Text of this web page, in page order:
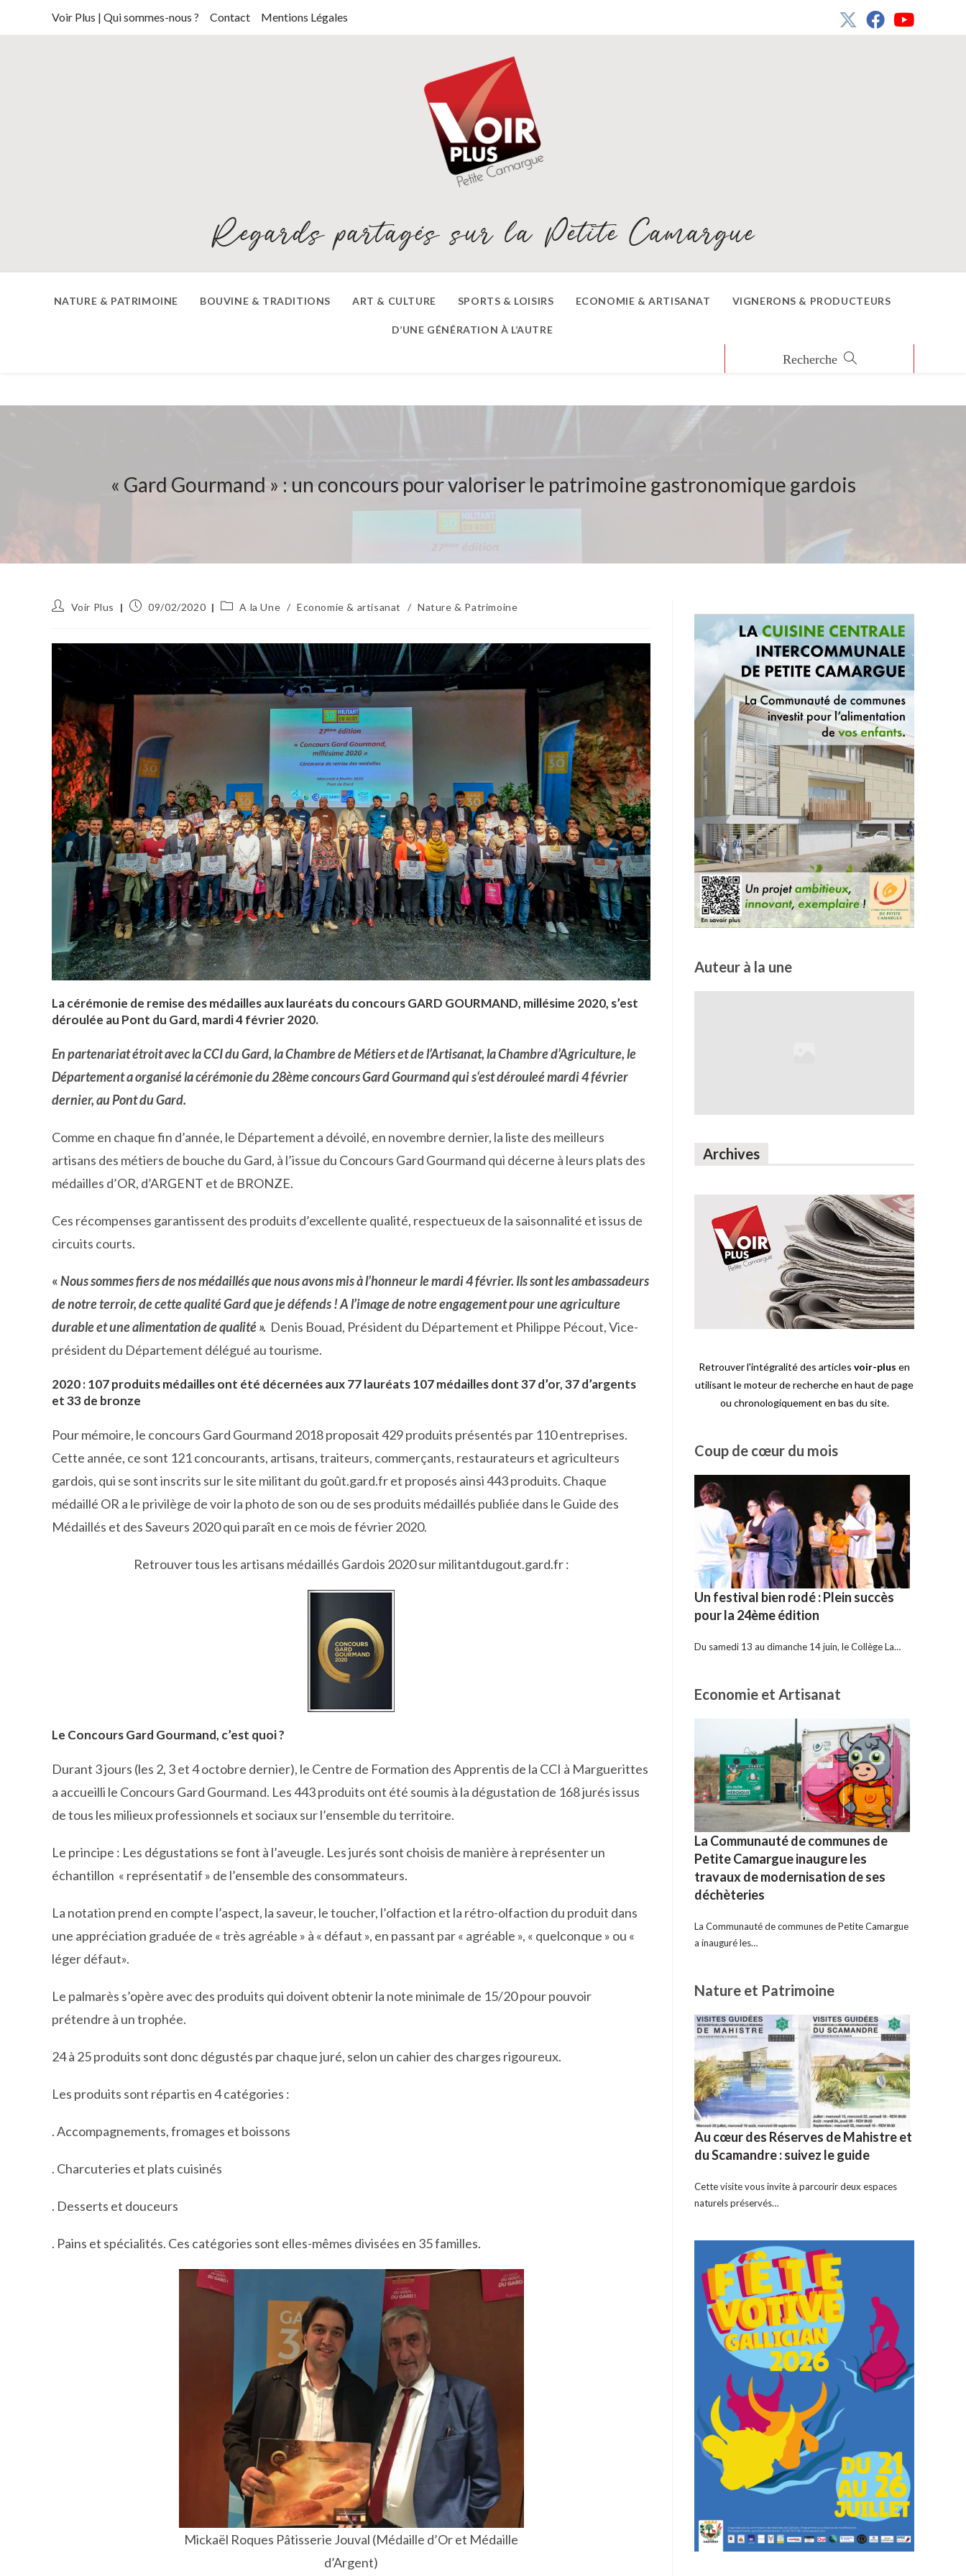
Voir Plus | Qui sommes-nous ? Contact Mentions Légales
Regards partagés sur la Petite Camargue
NATURE & PATRIMOINE BOUVINE & TRADITIONS ART & CULTURE SPORTS & LOISIRS ECONOMIE & ARTISANAT VIGNERONS & PRODUCTEURS
D’UNE GÉNÉRATION À L’AUTRE
« Gard Gourmand » : un concours pour valoriser le patrimoine gastronomique gardois
Auteur/autrice
publication :
Voir Plus
Publication
09/02/2020
PostA la Une / Economie & artisanat / Nature & Patrimoine
La cérémonie de remise des médailles aux lauréats du concours GARD GOURMAND, millésime 2020, s’est
déroulée au Pont du Gard, mardi 4 février 2020.
En partenariat étroit avec la CCI du Gard, la Chambre de Métiers et de l’Artisanat, la Chambre d’Agriculture, le
Département a organisé la cérémonie du 28ème concours Gard Gourmand qui s‘est dérouleé mardi 4 février
dernier, au Pont du Gard.
Comme en chaque fin d’année, le Département a dévoilé, en novembre dernier, la liste des meilleurs
artisans des métiers de bouche du Gard, à l’issue du Concours Gard Gourmand qui décerne à leurs plats des
médailles d’OR, d’ARGENT et de BRONZE.
Ces récompenses garantissent des produits d’excellente qualité, respectueux de la saisonnalité et issus de
circuits courts.
«Nous sommes fiers de nos médaillés que nous avons mis à l’honneur le mardi 4 février. Ils sont les ambassadeurs
de notre terroir, de cette qualité Gard que je défends ! A l’image de notre engagement pour une agriculture
durable et une alimentation de qualité ». Denis Bouad, Président du Département et Philippe Pécout, Vice-
président du Département délégué au tourisme.
2020 : 107 produits médailles ont été décernées aux 77 lauréats 107 médailles dont 37 d’or, 37 d’argents
et 33 de bronze
Pour mémoire, le concours Gard Gourmand 2018 proposait 429 produits présentés par 110 entreprises.
Cette année, ce sont 121 concourants, artisans, traiteurs, commerçants, restaurateurs et agriculteurs
gardois, qui se sont inscrits sur le site militant du goût.gard.fr et proposés ainsi 443 produits. Chaque
médaillé OR a le privilège de voir la photo de son ou de ses produits médaillés publiée dans le Guide des
Médaillés et des Saveurs 2020 qui paraît en ce mois de février 2020.
Retrouver tous les artisans médaillés Gardois 2020 sur militantdugout.gard.fr :
Le Concours Gard Gourmand, c’est quoi ?
Durant 3 jours (les 2, 3 et 4 octobre dernier), le Centre de Formation des Apprentis de la CCI à Marguerittes
a accueilli le Concours Gard Gourmand. Les 443 produits ont été soumis à la dégustation de 168 jurés issus
de tous les milieux professionnels et sociaux sur l’ensemble du territoire.
Le principe : Les dégustations se font à l’aveugle. Les jurés sont choisis de manière à représenter un
échantillon « représentatif » de l’ensemble des consommateurs.
La notation prend en compte l’aspect, la saveur, le toucher, l’olfaction et la rétro-olfaction du produit dans
une appréciation graduée de « très agréable » à « défaut », en passant par « agréable », « quelconque » ou «
léger défaut».
Le palmarès s’opère avec des produits qui doivent obtenir la note minimale de 15/20 pour pouvoir
prétendre à un trophée.
24 à 25 produits sont donc dégustés par chaque juré, selon un cahier des charges rigoureux.
Les produits sont répartis en 4 catégories :
. Accompagnements, fromages et boissons
. Charcuteries et plats cuisinés
. Desserts et douceurs
. Pains et spécialités. Ces catégories sont elles-mêmes divisées en 35 familles.
Mickaël Roques Pâtisserie Jouval (Médaille d’Or et Médaille
d’Argent)
Auteur à la une
Archives
Retrouver l'intégralité des articles voir-plus en
utilisant le moteur de recherche en haut de page
ou chronologiquement en bas du site.
Coup de cœur du mois
Un festival bien rodé : Plein succès
pour la 24ème édition
Du samedi 13 au dimanche 14 juin, le Collège La…
Economie et Artisanat
La Communauté de communes de
Petite Camargue inaugure les
travaux de modernisation de ses
déchèteries
La Communauté de communes de Petite Camargue
a inauguré les…
Nature et Patrimoine
Au cœur des Réserves de Mahistre et
du Scamandre : suivez le guide
Cette visite vous invite à parcourir deux espaces
naturels préservés…